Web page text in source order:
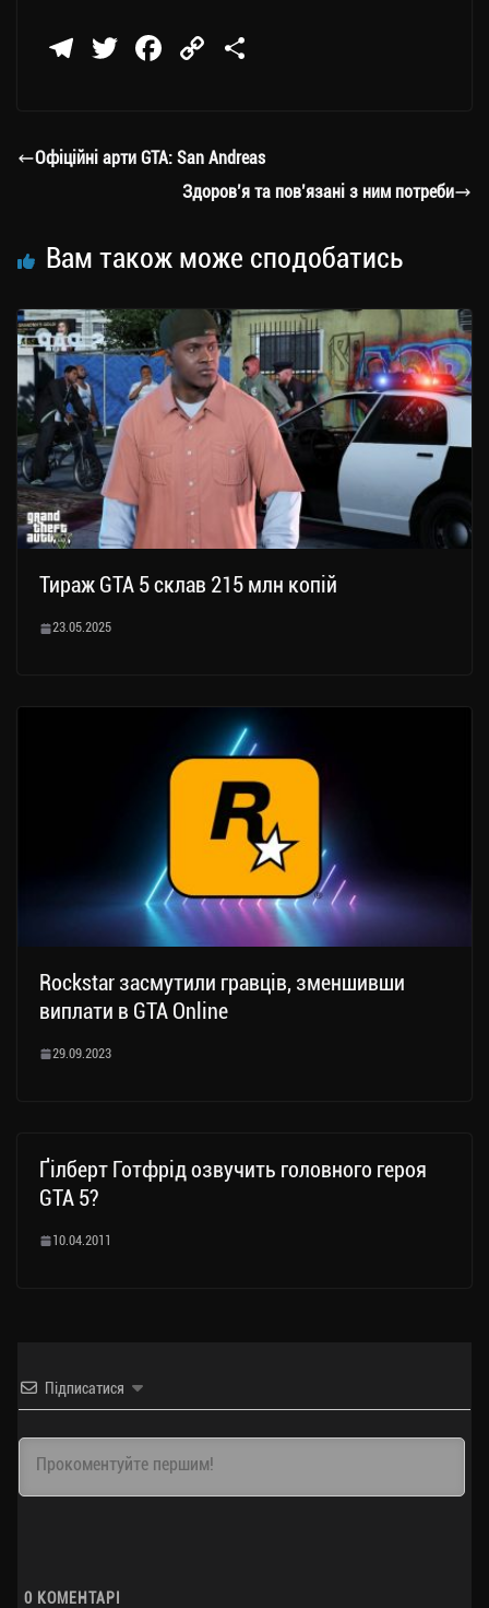
Te
a
T
er
Fa
ok
C
Li
nk
ли
ти
Офіційні арти GTA: San Andreas
Здоров’я та пов’язані з ним потреби
Вам також може сподобатись
Тираж GTA 5 склав 215 млн копій
23.05.2025
Rockstar засмутили гравців, зменшивши
виплати в GTA Online
29.09.2023
Ґілберт Готфрід озвучить головного героя
GTA 5?
10.04.2011
Підписатися
0 КОМЕНТАРІ